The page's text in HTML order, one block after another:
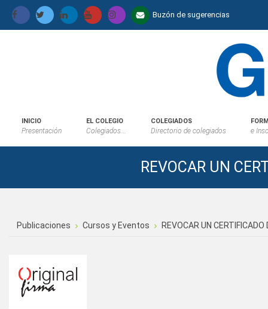
Buzón de sugerencias
INICIO
Presentación
EL COLEGIO
Colegiados...
COLEGIADOS
Directorio de colegiados e
Publicaciones Cursos y Eventos REVOCAR UN
REVOCAR UN